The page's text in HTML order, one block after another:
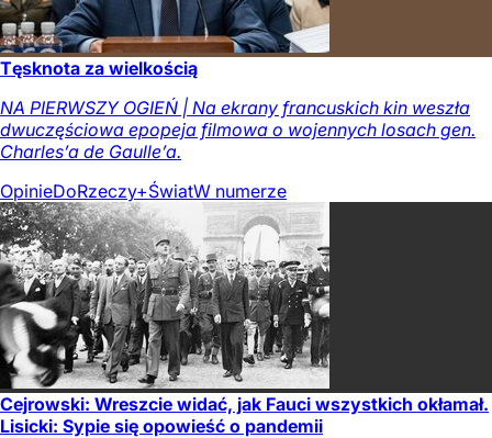
Tęsknota za wielkością
NA PIERWSZY OGIEŃ | Na ekrany francuskich kin weszła
dwuczęściowa epopeja filmowa o wojennych losach gen.
Charles’a de Gaulle’a.
OpinieDoRzeczy+ŚwiatW numerze
Cejrowski: Wreszcie widać, jak Fauci wszystkich okłamał.
Lisicki: Sypie się opowieść o pandemii